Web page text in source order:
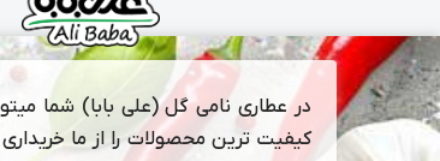
در عطاری نامی گل (علی بابا) شما
کیفیت ترین محصولات را از ما